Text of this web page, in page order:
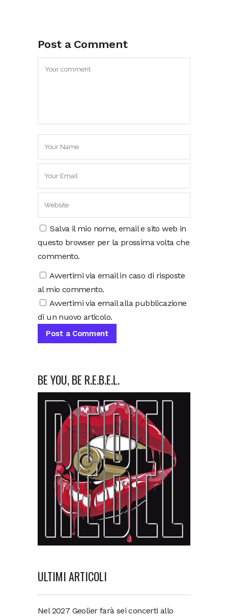
Post a Comment
Salva il mio nome, email e sito web in
questo browser per la prossima volta che
commento.
Avvertimi via email in caso di risposte
al mio commento.
Avvertimi via email alla pubblicazione
di un nuovo articolo.
BE YOU, BE R.E.B.E.L.
ULTIMI ARTICOLI
Nel 2027 Geolier farà sei concerti allo